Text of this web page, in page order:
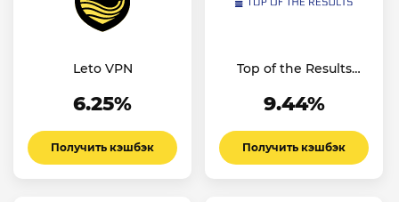
Leto VPN
6.25%
Получить кэшбэк
Top of the Results
9.44%
Получить кэшбэк